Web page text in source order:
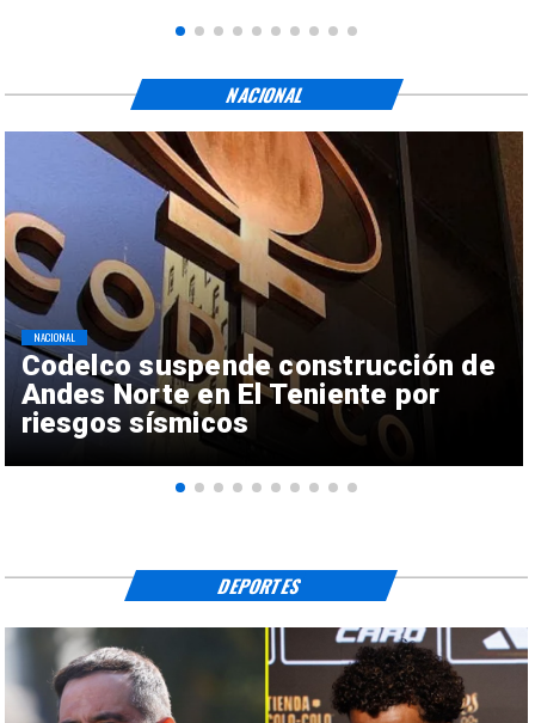
Codelco suspende construcción de
Andes Norte en El Teniente por
riesgos sísmicos
NACIONAL
NACIONAL
DEPORTES